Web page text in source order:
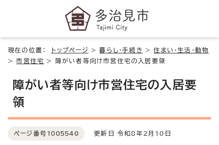
現在の位置： トップページ >暮らし・手続き >住まい・生活・動物
>市営住宅 > 障がい者等向け市営住宅の入居要領
障がい者等向け市営住宅の入居要
領
ページ番号 1005540 更新日 令和8年2月10日